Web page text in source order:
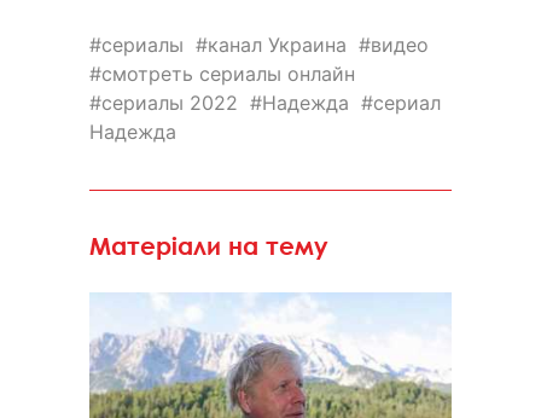
сериалы канал Украина
видео
смотреть сериалы онлайн
сериалы 2022
Надежда
сериал
Надежда
Матеріали на тему